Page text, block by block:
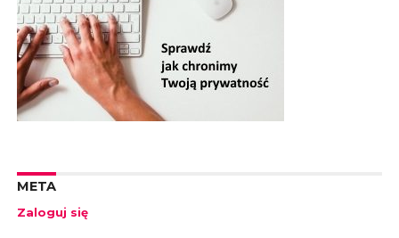
META
Zaloguj się